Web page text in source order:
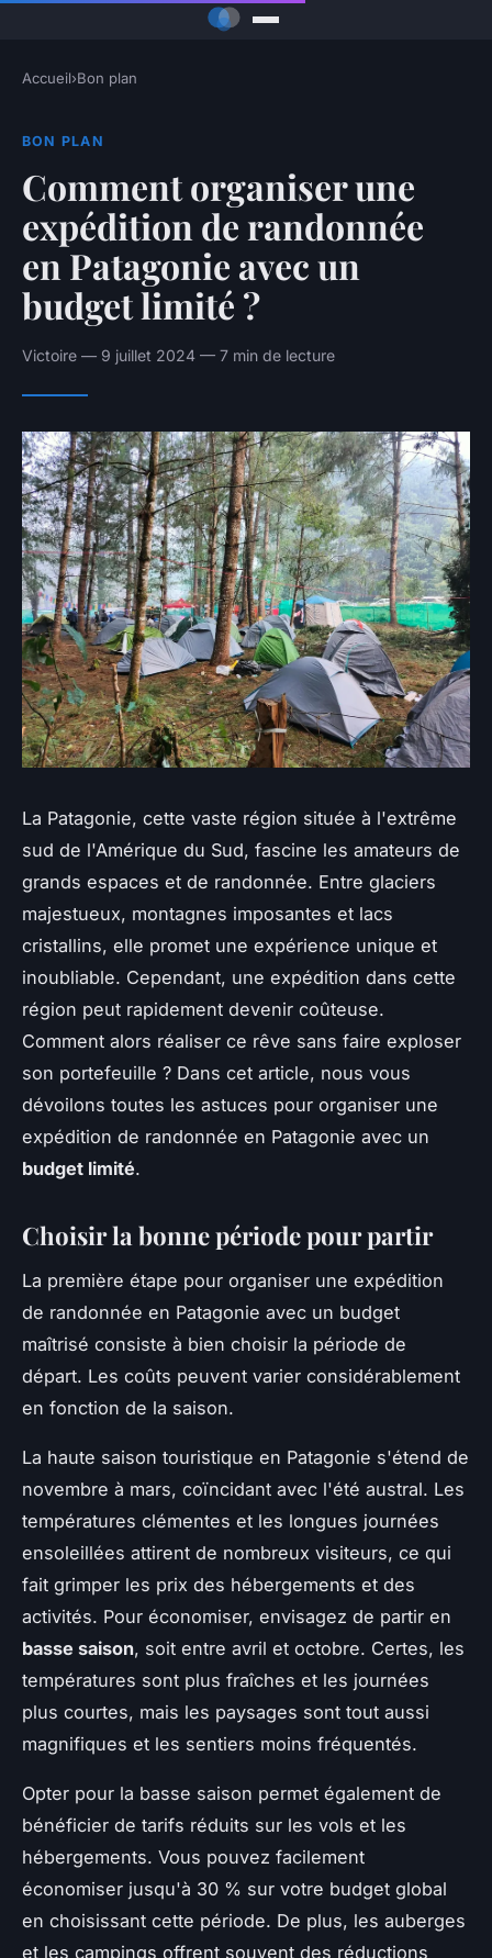
Accueil›Bon plan
BON PLAN
Comment organiser une
expédition de randonnée
en Patagonie avec un
budget limité ?
Victoire — 9 juillet 2024 — 7 min de lecture
La Patagonie, cette vaste région située à l'extrême
sud de l'Amérique du Sud, fascine les amateurs de
grands espaces et de randonnée. Entre glaciers
majestueux, montagnes imposantes et lacs
cristallins, elle promet une expérience unique et
inoubliable. Cependant, une expédition dans cette
région peut rapidement devenir coûteuse.
Comment alors réaliser ce rêve sans faire exploser
son portefeuille ? Dans cet article, nous vous
dévoilons toutes les astuces pour organiser une
expédition de randonnée en Patagonie avec un
budget limité.
Choisir la bonne période pour partir
La première étape pour organiser une expédition
de randonnée en Patagonie avec un budget
maîtrisé consiste à bien choisir la période de
départ. Les coûts peuvent varier considérablement
en fonction de la saison.
La haute saison touristique en Patagonie s'étend de
novembre à mars, coïncidant avec l'été austral. Les
températures clémentes et les longues journées
ensoleillées attirent de nombreux visiteurs, ce qui
fait grimper les prix des hébergements et des
activités. Pour économiser, envisagez de partir en
basse saison, soit entre avril et octobre. Certes, les
températures sont plus fraîches et les journées
plus courtes, mais les paysages sont tout aussi
magnifiques et les sentiers moins fréquentés.
Opter pour la basse saison permet également de
bénéficier de tarifs réduits sur les vols et les
hébergements. Vous pouvez facilement
économiser jusqu'à 30 % sur votre budget global
en choisissant cette période. De plus, les auberges
et les campings offrent souvent des réductions